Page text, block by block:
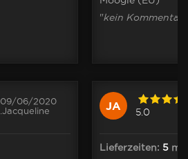
09/06/2020
.Jacqueline
"kein Kommentar
JA 5.0
Lieferzeiten: 5